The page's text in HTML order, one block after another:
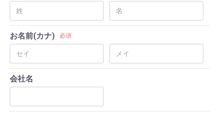
お名前(カナ) 必須
会社名